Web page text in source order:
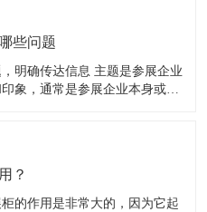
些问题
息 主题是参展企业
象，通常是参展企业本身或产
？
的作用是非常大的，因为它起